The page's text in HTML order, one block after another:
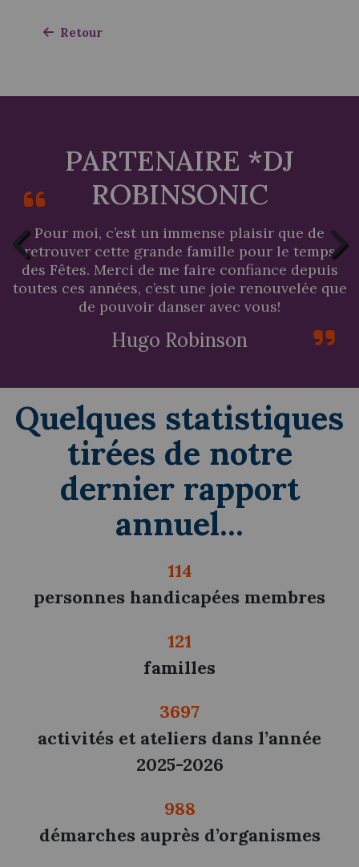
Retour
PARTENAIRE *DJ
ROBINSONIC
Pour moi, c’est un immense plaisir que de
retrouver cette grande famille pour le temps
des Fêtes. Merci de me faire confiance depuis
toutes ces années, c’est une joie renouvelée que
de pouvoir danser avec vous!
Hugo Robinson
Quelques statistiques
tirées de notre
dernier rapport
annuel...
114
personnes handicapées membres
121
familles
3697
activités et ateliers dans l’année
2025-2026
988
démarches auprès d’organismes